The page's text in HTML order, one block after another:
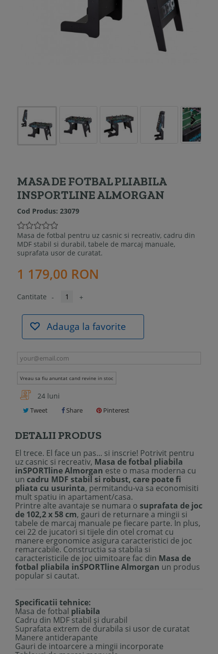
MASA DE FOTBAL PLIABILA
INSPORTLINE ALMORGAN
Cod Produs: 23079
Masa de fotbal pentru uz casnic si recreativ, cadru din
MDF stabil si durabil, tabele de marcaj manuale,
suprafata usor de curatat.
1 179,00 RON
Cantitate - +
Adauga la favorite
Vreau sa fiu anuntat cand revine in stoc
24 luni
Tweet Share Pinterest
DETALII PRODUS
El trece. El face un pas... si inscrie! Potrivit pentru
uz casnic si recreativ, Masa de fotbal pliabila
inSPORTline Almorgan este o masa moderna cu
un cadru MDF stabil si robust, care poate fi
pliata cu usurinta, permitandu-va sa economisiti
mult spatiu in apartament/casa.
Printre alte avantaje se numara o suprafata de joc
de 102,2 x 58 cm, gauri de returnare a mingii si
tabele de marcaj manuale pe fiecare parte. In plus,
cei 22 de jucatori si tijele din otel cromat cu
manere ergonomice asigura caracteristici de joc
remarcabile. Constructia sa stabila si
caracteristicile de joc uimitoare fac din Masa de
fotbal pliabila inSPORTline Almorgan un produs
popular si cautat.
Specificatii tehnice:
Masa de fotbal pliabila
Cadru din MDF stabil și durabil
Suprafata extrem de durabila si usor de curatat
Manere antiderapante
Gauri de intoarcere a mingii incorporate